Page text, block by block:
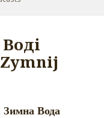
Зимна Вода